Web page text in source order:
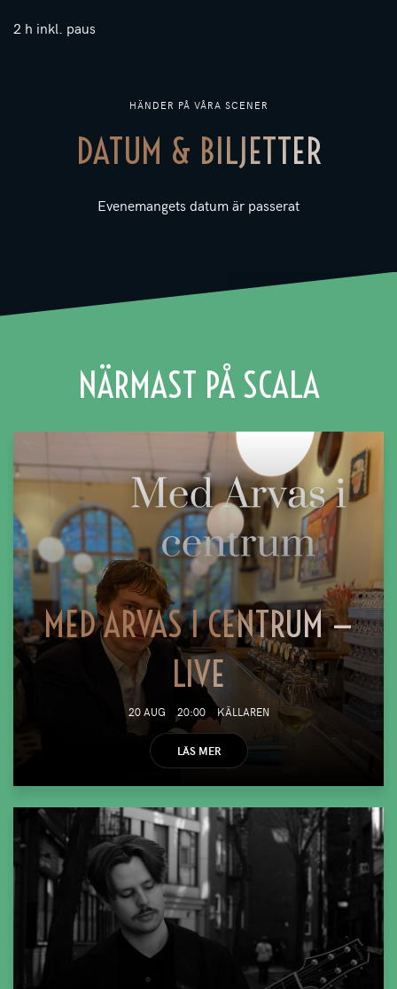
HÄNDER PÅ VÅRA SCENER
DATUM & BILJETTER
Evenemangets datum är passerat
2 h inkl. paus
NÄRMAST PÅ SCALA
MED ARVAS I CENTRUM —
LIVE
20 AUG 20:00 KÄLLAREN
LÄS MER